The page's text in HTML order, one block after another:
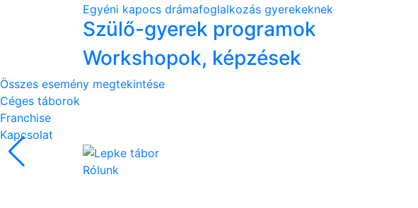
Egyéni kapocs drámafoglalkozás gyerekeknek
Szülő-gyerek programok
Workshopok, képzések
Összes esemény megtekintése
Céges táborok
Franchise
Kapcsolat
Rólunk